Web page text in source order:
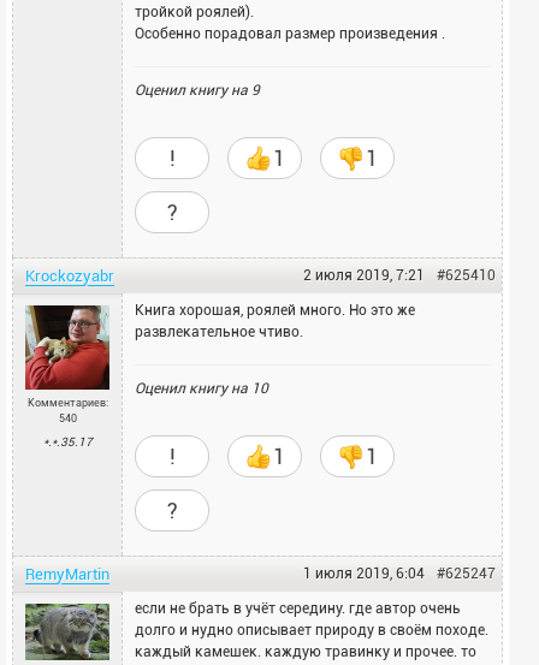
тройкой роялей).
Особенно порадовал размер произведения .
Оценил книгу на 9
! 1 1
?
Krockozyabr #625410
2 июля 2019, 7:21
Комментариев:
540
*.*.35.17
Книга хорошая, роялей много. Но это же
развлекательное чтиво.
Оценил книгу на 10
! 1 1
?
RemyMartin #625247
1 июля 2019, 6:04
если не брать в учёт середину. где автор очень
долго и нудно описывает природу в своём походе.
каждый камешек. каждую травинку и прочее. то